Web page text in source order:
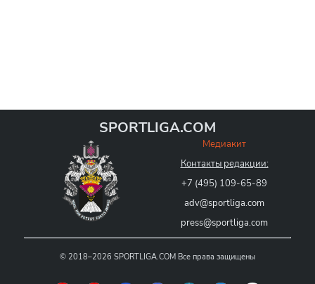
SPORTLIGA.COM
Медиакит
Контакты редакции:
+7 (495) 109-65-89
adv@sportliga.com
press@sportliga.com
© 2018–2026 SPORTLIGA.COM Все права защищены